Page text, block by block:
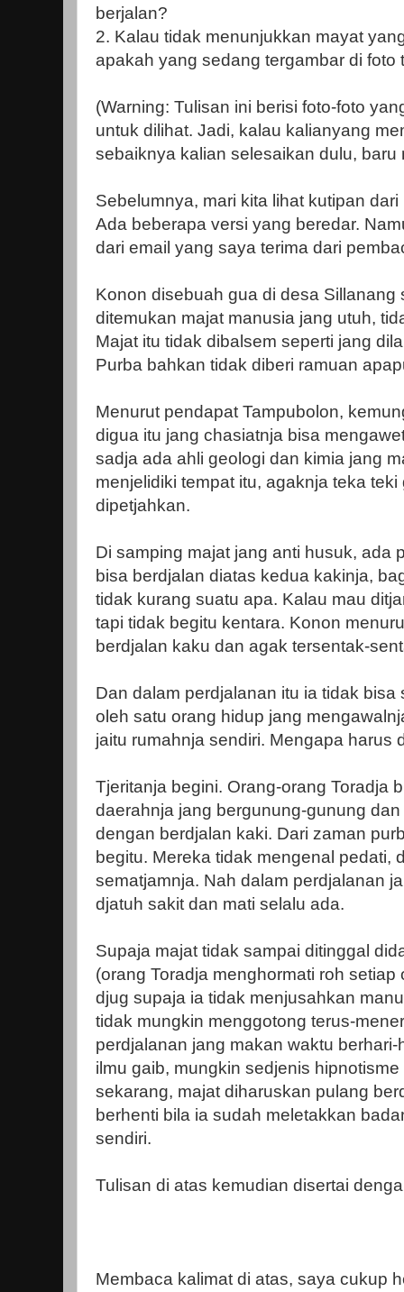
berjalan?
2. Kalau tidak menunjukkan mayat
apakah yang sedang tergambar di foto
(Warning: Tulisan ini berisi foto-foto
untuk dilihat. Jadi, kalau kalianyang
sebaiknya kalian selesaikan dulu, baru
Sebelumnya, mari kita lihat kutipan
Ada beberapa versi yang beredar.
dari email yang saya terima dari
Konon disebuah gua di desa Sillanang
ditemukan majat manusia jang utuh,
Majat itu tidak dibalsem seperti jang
Purba bahkan tidak diberi ramuan
Menurut pendapat Tampubolon,
digua itu jang chasiatnja bisa
sadja ada ahli geologi dan kimia jang
menjelidiki tempat itu, agaknja teka
dipetjahkan.
Di samping majat jang anti husuk, ada
bisa berdjalan diatas kedua kakinja,
tidak kurang suatu apa. Kalau mau
tapi tidak begitu kentara. Konon
berdjalan kaku dan agak tersentak-
Dan dalam perdjalanan itu ia tidak bisa
oleh satu orang hidup jang
jaitu rumahnja sendiri. Mengapa harus
Tjeritanja begini. Orang-orang Toradja
daerahnja jang bergunung-gunung
dengan berdjalan kaki. Dari zaman
begitu. Mereka tidak mengenal pedati,
sematjamnja. Nah dalam perdjalanan
djatuh sakit dan mati selalu ada.
Supaja majat tidak sampai ditinggal
(orang Toradja menghormati roh
djug supaja ia tidak menjusahkan
tidak mungkin menggotong terus-
perdjalanan jang makan waktu
ilmu gaib, mungkin sedjenis
sekarang, majat diharuskan pulang
berhenti bila ia sudah meletakkan
sendiri.
Tulisan di atas kemudian disertai
Membaca kalimat di atas, saya cukup